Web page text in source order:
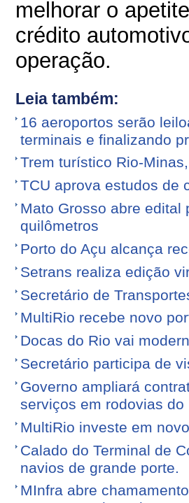
melhorar o
crédito
operação.
Leia também:
16 aeroportos serão
terminais e finalizando
Trem turístico Rio-
TCU aprova estudos de
Mato Grosso abre edital
quilômetros
Porto do Açu alcança
Setrans realiza edição
Secretário de
MultiRio recebe novo
Docas do Rio vai
Secretário participa de
Governo ampliará
serviços em rodovias do
MultiRio investe em
Calado do Terminal de
navios de grande porte.
MInfra abre